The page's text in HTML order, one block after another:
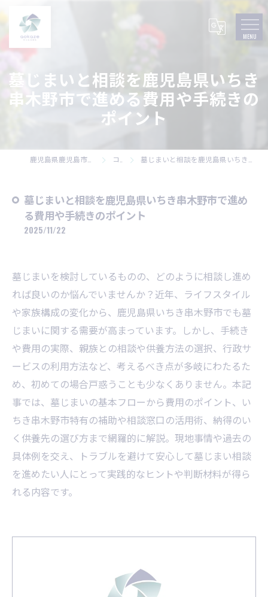
墓じまいと相談を鹿児島県いちき
串木野市で進める費用や手続きの
ポイント
コラム 墓じまいと相談を鹿児島県いちき串木野市で進める費用や手続きのポイント
墓じまいと相談を鹿児島県いちき串木野市で進め
る費用や手続きのポイント
2025/11/22
墓じまいを検討しているものの、どのように相談し進め
れば良いのか悩んでいませんか？近年、ライフスタイル
や家族構成の変化から、鹿児島県いちき串木野市でも墓
じまいに関する需要が高まっています。しかし、手続き
や費用の実際、親族との相談や供養方法の選択、行政サ
ービスの利用方法など、考えるべき点が多岐にわたるた
め、初めての場合戸惑うことも少なくありません。本記
事では、墓じまいの基本フローから費用のポイント、い
ちき串木野市特有の補助や相談窓口の活用術、納得のい
く供養先の選び方まで網羅的に解説。現地事情や過去の
具体例を交え、トラブルを避けて安心して墓じまい相談
を進めたい人にとって実践的なヒントや判断材料が得ら
れる内容です。